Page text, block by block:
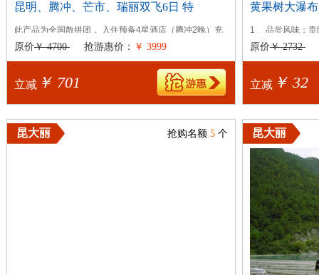
昆明、腾冲、芒市、瑞丽双飞6日 特
此产品为全国散拼团， 入住预备4星酒店（腾冲2晚）充
分享受休闲时光 ，适于接待26-58岁之间...
出发日期：星期一,星期二,星期三,星期四,星期五
原价￥ 4700 抢游惠价： ￥ 3999
立减 ￥ 701
黄果树大瀑
1 、品尝风味：
寨长桌宴。 2 、
出发日期：星期
原价￥ 2732
立减 ￥ 32
昆大丽 抢购名额 5 个 昆大丽